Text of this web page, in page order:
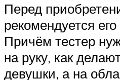
Перед
рекомендуется
Причём тестер
на руку, как
девушки, а на